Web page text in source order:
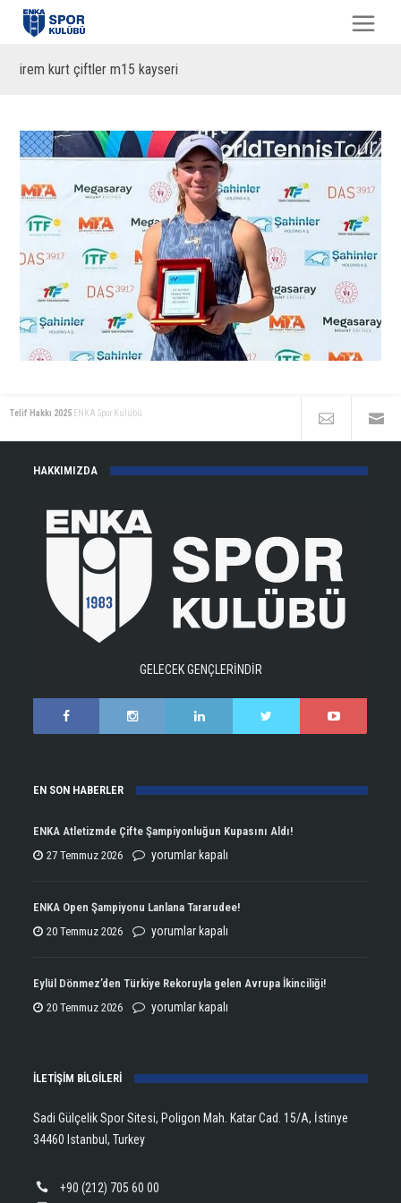
irem kurt çiftler m15 kayseri
Telif Hakkı 2025 ENKA Spor Kulübü
HAKKIMIZDA
GELECEK GENÇLERİNDİR
EN SON HABERLER
ENKA Atletizmde Çifte Şampiyonluğun Kupasını Aldı!
27 Temmuz 2026
ENKA
Çifte
Şampiyonluğun
Aldı!
yorumlar kapalı
ENKA Open Şampiyonu Lanlana Tararudee!
20 Temmuz 2026
ENKA
Şampiyonu
Lanlana
yorumlar kapalı
Eylül Dönmez’den Türkiye Rekoruyla gelen Avrupa İkinciliği!
20 Temmuz 2026
Eylül
Rekoruyla
Avrupa
yorumlar kapalı
İLETİŞİM BİLGİLERİ
Sadi Gülçelik Spor Sitesi, Poligon Mah. Katar Cad. 15/A, İstinye
34460 Istanbul, Turkey
+90 (212) 705 60 00